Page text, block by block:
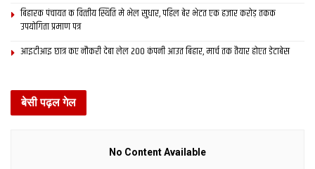
बिहारक पंचायत क वित्‍तीय स्थिति मे भेल सुधार, पहिल बेर भेटत एक हजार करोड़ तकक
उपयोगिता प्रमाण पत्र
आइटीआइ छात्र कए नौकरी देबा लेल 200 कंपनी आउत बिहार, मार्च तक तैयार होएत डेटाबेस
बेसी पढ़ल गेल
No Content Available